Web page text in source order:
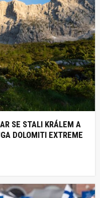
SE STALI KRÁLEM A
DOLOMITI EXTREME